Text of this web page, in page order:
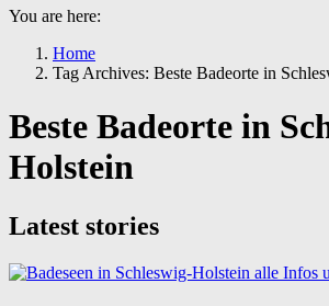
You are here:
Home
Tag Archives: Beste Badeorte in
Beste Badeorte in
Holstein
Latest stories